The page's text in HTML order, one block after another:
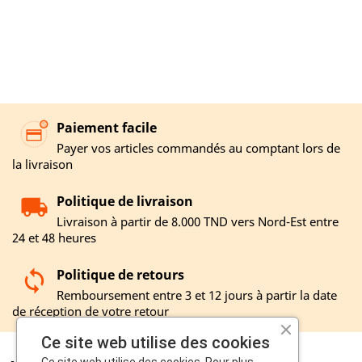
Paiement facile
Payer vos articles commandés au comptant lors de
la livraison
Politique de livraison
Livraison à partir de 8.000 TND vers Nord-Est entre
24 et 48 heures
Politique de retours
Remboursement entre 3 et 12 jours à partir la date
de réception de votre retour
Ce site web utilise des cookies